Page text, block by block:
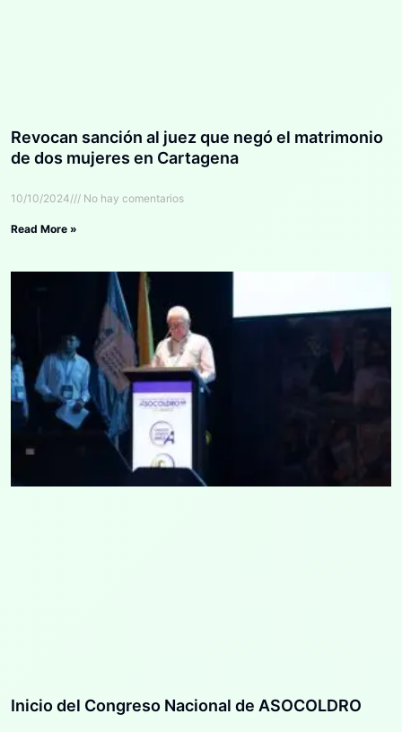
Revocan sanción al juez que negó el matrimonio
de dos mujeres en Cartagena
10/10/2024 No hay comentarios
Read More »
Inicio del Congreso Nacional de ASOCOLDRO